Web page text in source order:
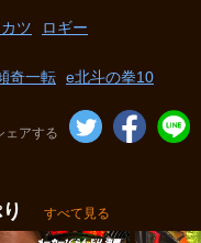
ツ ロギー
奇一転 e北斗の拳10
ェアする
すべて見る